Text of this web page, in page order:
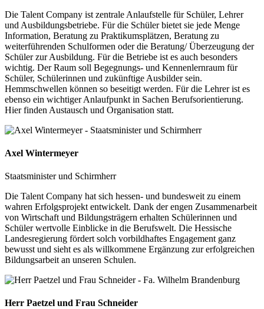
Die Talent Company ist zentrale Anlaufstelle für Schüler, Lehrer
und Ausbildungsbetriebe. Für die Schüler bietet sie jede Menge
Information, Beratung zu Praktikumsplätzen, Beratung zu
weiterführenden Schulformen oder die Beratung/ Überzeugung der
Schüler zur Ausbildung. Für die Betriebe ist es auch besonders
wichtig. Der Raum soll Begegnungs- und Kennenlernraum für
Schüler, Schülerinnen und zukünftige Ausbilder sein.
Hemmschwellen können so beseitigt werden. Für die Lehrer ist es
ebenso ein wichtiger Anlaufpunkt in Sachen Berufsorientierung.
Hier finden Austausch und Organisation statt.
Axel Wintermeyer
Staatsminister und Schirmherr
Die Talent Company hat sich hessen- und bundesweit zu einem
wahren Erfolgsprojekt entwickelt. Dank der engen Zusammenarbeit
von Wirtschaft und Bildungsträgern erhalten Schülerinnen und
Schüler wertvolle Einblicke in die Berufswelt. Die Hessische
Landesregierung fördert solch vorbildhaftes Engagement ganz
bewusst und sieht es als willkommene Ergänzung zur erfolgreichen
Bildungsarbeit an unseren Schulen.
Herr Paetzel und Frau Schneider